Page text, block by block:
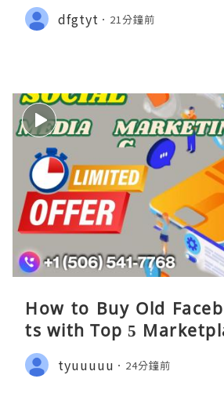
dfgtyt 21分鐘前
How to Buy Old
ts​ with Top 5
tyuuuuu 24分鐘前